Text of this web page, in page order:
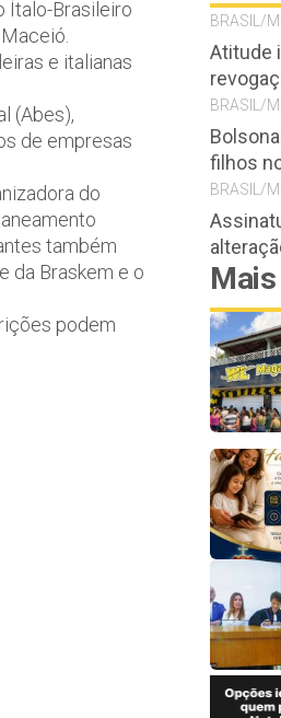
Ítalo-Brasileiro
e italianas
(Abes),
de empresas
do
também
da Braskem e o
podem
BRASIL/
Atitude
BRASIL/
filhos
BRASIL/